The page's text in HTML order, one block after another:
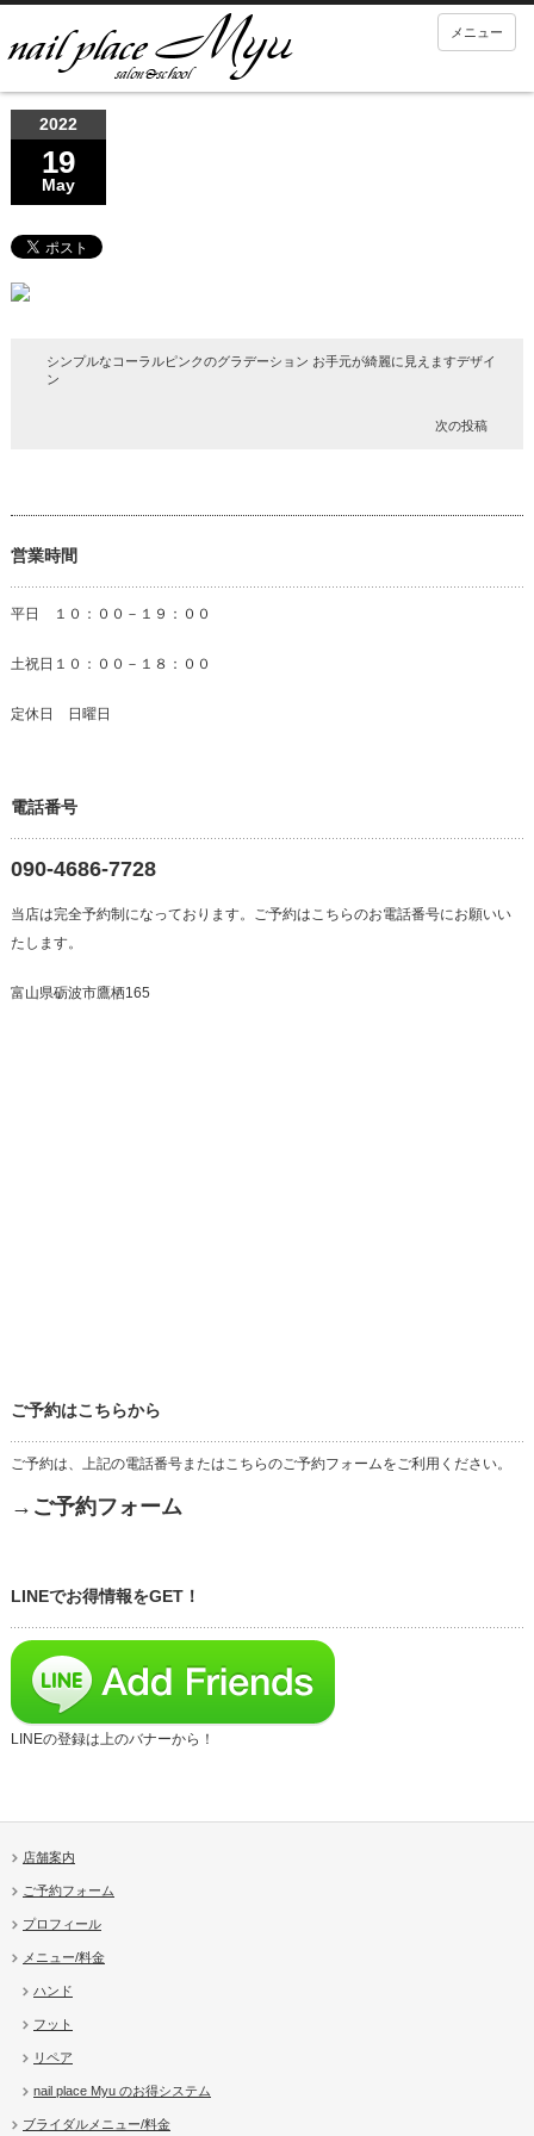
メニュー
2022
19
May
シンプルなコーラルピンクのグラデーション お手元が綺麗に見えますデザイ
ン
次の投稿
営業時間
平日 １０：００－１９：００
土祝日１０：００－１８：００
定休日 日曜日
電話番号
090-4686-7728
当店は完全予約制になっております。ご予約はこちらのお電話番号にお願いい
たします。
富山県砺波市鷹栖165
ご予約はこちらから
ご予約は、上記の電話番号またはこちらのご予約フォームをご利用ください。
→ご予約フォーム
LINEでお得情報をGET！
LINEの登録は上のバナーから！
店舗案内
ご予約フォーム
プロフィール
メニュー/料金
ハンド
フット
リペア
nail place Myu のお得システム
ブライダルメニュー/料金